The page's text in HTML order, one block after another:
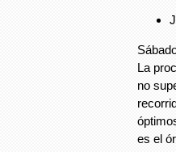
La
no
es el